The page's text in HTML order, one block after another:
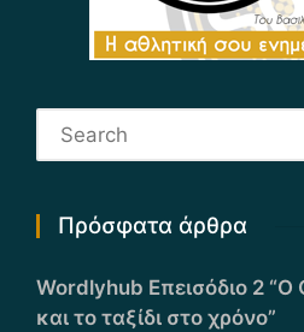
Πρόσφατα άρθρα
Wordlyhub Επεισόδιο 2
και το ταξίδι στο χρόνο”